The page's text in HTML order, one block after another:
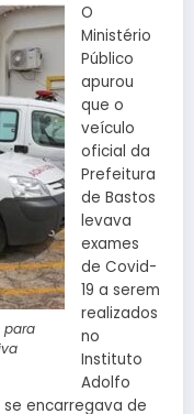
para
O
Ministério
Público
apurou
que o
veículo
oficial da
Prefeitura
de Bastos
levava
exames
de Covid-
19 a serem
realizados
no
Instituto
Adolfo
se encarregava de